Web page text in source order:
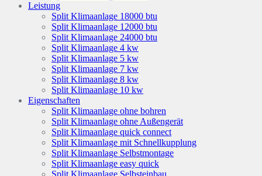
Leistung
Split Klimaanlage 18000 btu
Split Klimaanlage 12000 btu
Split Klimaanlage 24000 btu
Split Klimaanlage 4 kw
Split Klimaanlage 5 kw
Split Klimaanlage 7 kw
Split Klimaanlage 8 kw
Split Klimaanlage 10 kw
Eigenschaften
Split Klimaanlage ohne bohren
Split Klimaanlage ohne Außengerät
Split Klimaanlage quick connect
Split Klimaanlage mit Schnellkupplung
Split Klimaanlage Selbstmontage
Split Klimaanlage easy quick
Split Klimaanlage Selbsteinbau